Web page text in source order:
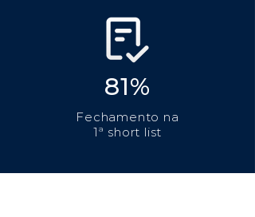
81%
Fechamento na
1ª short list